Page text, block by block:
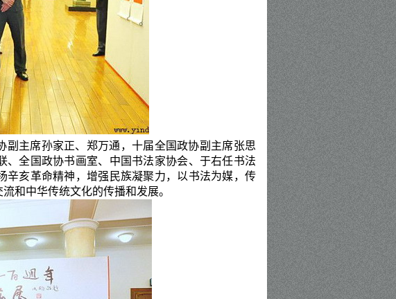
主席孙家正、郑万通，十届全国政协副主席张思
全国政协书画室、中国书法家协会、于右任书法
辛亥革命精神，增强民族凝聚力，以书法为媒，传
和中华传统文化的传播和发展。